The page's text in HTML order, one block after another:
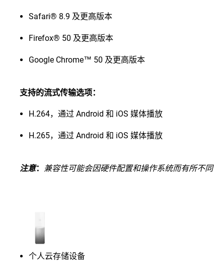
Safari® 8.9 及更高版本
Firefox® 50 及更高版本
Google Chrome™ 50 及更高版本
支持的流式传输选项：
H.264，通过 Android 和 iOS 媒体播放
H.265，通过 Android 和 iOS 媒体播放
注意： 兼容性可能会因硬件配置和操作系统而有所不同
个人云存储设备